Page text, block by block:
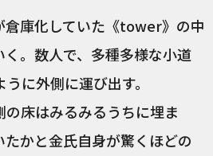
倉庫化していた《tower》の中
。数人で、多種多様な小道
に外側に運び出す。
床はみるみるうちに埋ま
たかと金氏自身が驚くほどの